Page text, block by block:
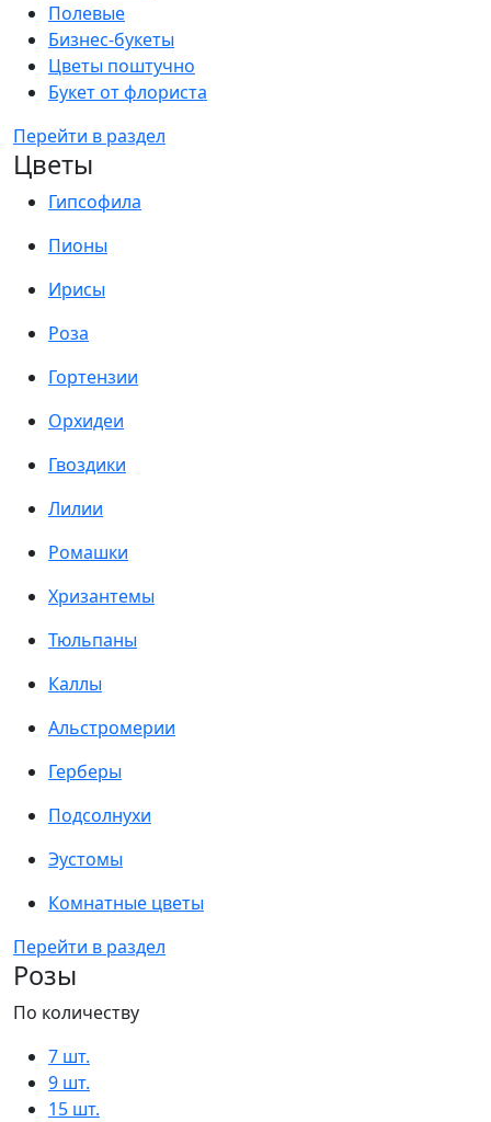
Полевые
Бизнес-букеты
Цветы поштучно
Букет от флориста
Перейти в раздел
Цветы
Гипсофила
Пионы
Ирисы
Роза
Гортензии
Орхидеи
Гвоздики
Лилии
Ромашки
Хризантемы
Тюльпаны
Каллы
Альстромерии
Герберы
Подсолнухи
Эустомы
Комнатные цветы
Перейти в раздел
Розы
По количеству
7 шт.
9 шт.
15 шт.